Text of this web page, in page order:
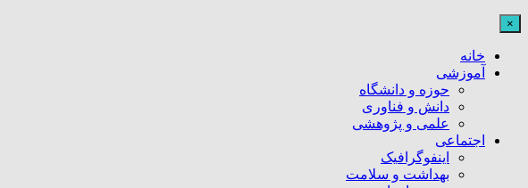
×
خانه
آموزشی
حوزه و دانشگاه
دانش و فناوری
علمی و پژوهشی
اجتماعی
اینفوگرافیک
بهداشت و سلامت